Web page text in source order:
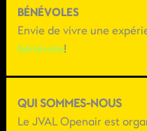
BÉNÉVOLES
Envie de vivre une
bénévole!
QUI SOMMES-NOUS
Le JVAL Openair est